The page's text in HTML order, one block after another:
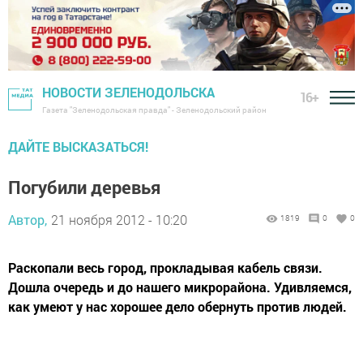
НОВОСТИ ЗЕЛЕНОДОЛЬСКА
Газета "Зеленодольская правда" - Зеленодольский район
16+
ДАЙТЕ ВЫСКАЗАТЬСЯ!
Погубили деревья
Автор, 21 ноября 2012 - 10:20 1819 0 0
Раскопали весь город, прокладывая кабель связи.
Дошла очередь и до нашего микрорайона. Удивляемся,
как умеют у нас хорошее дело обернуть против людей.